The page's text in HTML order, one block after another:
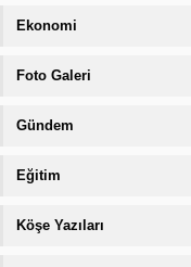
Ekonomi
Foto Galeri
Gündem
Eğitim
Köşe Yazıları